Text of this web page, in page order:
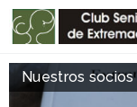
Nuestros